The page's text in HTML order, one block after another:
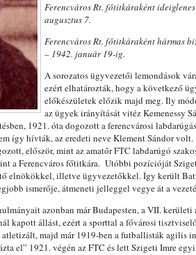
Ferencváros Rt. főtitkáraként
augusztus 7.
Ferencváros Rt. főtitkáraként hármas
– 1942. január 19-ig.
A sorozatos ügyvezetői lemondások
ezért elhatározták, hogy a következő
előkészületek előzik majd meg. Ily
az ügyek irányítását vitéz Kemenessy
1921. óta dogozott a ferencvárosi
így hívták, az eredeti neve Klement Sándor
először, mint az amatőr FTC labdarúgó
a Ferencváros főtitkára. Utóbbi pozícióját
elnökökkel, illetve ügyvezetőkkel. Így került
ismerője, átmeneti jelleggel vegye át a
azonban már Budapesten, a VII.
kapott állást, ezért a sporttal a fővárosi
majd már 1919-ben a futballisták agilis
el” 1921. végén az FTC és lett Szigeti Imre